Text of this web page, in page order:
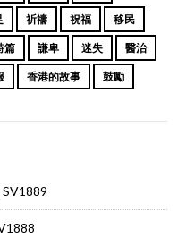
祈禱 祝福 移民
篇 謙卑 迷失 醫治
香港的故事 鼓勵
SV1889